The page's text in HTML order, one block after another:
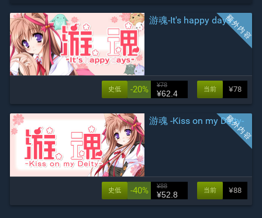
游魂-It's happy days-
¥78
当前
-20% ¥78
¥62.4
史低
游魂 -Kiss on my Deity-
¥88
当前
-40% ¥88
¥52.8
史低